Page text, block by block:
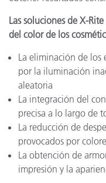
Las soluciones de X-
del color de los
La eliminación de los
por la iluminación
aleatoria
La integración del
precisa a lo largo de
La reducción de
provocados por
La obtención de
impresión y la